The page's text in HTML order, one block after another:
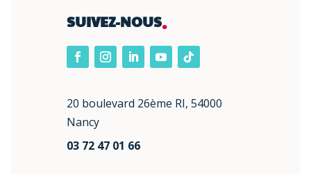
SUIVEZ-NOUS.
20 boulevard 26ème RI, 54000
Nancy
03 72 47 01 66